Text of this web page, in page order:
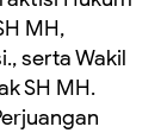
MH,
serta Wakil
SH MH.